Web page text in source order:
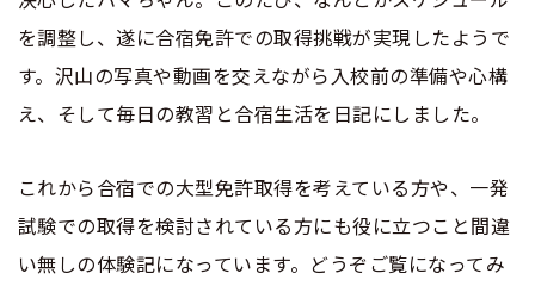
を調整し、遂に合宿免許での取得挑戦が実現したようで
す。沢山の写真や動画を交えながら入校前の準備や心構
え、そして毎日の教習と合宿生活を日記にしました。
これから合宿での大型免許取得を考えている方や、一発
試験での取得を検討されている方にも役に立つこと間違
い無しの体験記になっています。どうぞご覧になってみ